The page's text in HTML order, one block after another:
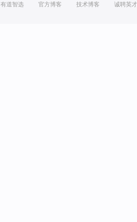
有道智选 官方博客 技术博客 诚聘英才